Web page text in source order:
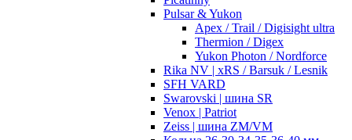
Pulsar & Yukon
Apex / Trail / Digisight ultra
Thermion / Digex
Yukon Photon / Nordforce
Rika NV | xRS / Barsuk / Lesnik
SFH VARD
Swarovski | шина SR
Venox | Patriot
Zeiss | шина ZM/VM